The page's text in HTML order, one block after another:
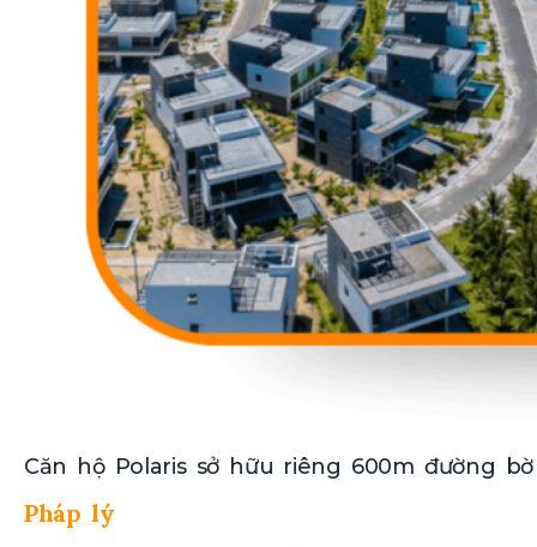
Căn hộ Polaris sở hữu riêng 600m đường
Pháp lý